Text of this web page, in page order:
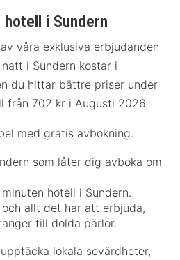
i Sundern
våra exklusiva erbjudanden
i Sundern kostar i
du hittar bättre priser under
från 702 kr i Augusti 2026.
med gratis avbokning.
som låter dig avboka om
hotell i Sundern.
allt det har att erbjuda,
till dolda pärlor.
lokala sevärdheter,